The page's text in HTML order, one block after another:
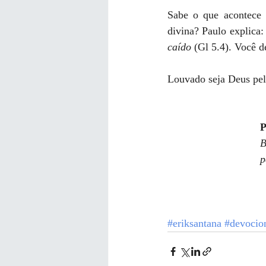
Sabe o que
divina? Paulo explica:
caído (Gl 5.4). Você
Louvado seja Deus
#eriksantana